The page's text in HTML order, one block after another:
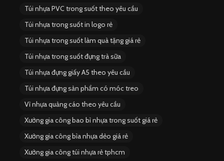
Túi nhựa PVC trong suốt theo yêu cầu
Túi nhựa trong suốt in logo rẻ
Túi nhựa trong suốt làm quà tặng giá rẻ
Túi nhựa trong suốt đựng trà sữa
Túi nhựa đựng giấy A5 theo yêu cầu
Túi nhựa đựng sản phẩm có móc treo
Vỉ nhựa quảng cáo theo yêu cầu
Xưởng gia công bao bì nhựa trong suốt giá rẻ
Xưởng gia công bìa nhựa dẻo giá rẻ
Xưởng gia công túi nhựa rẻ tphcm